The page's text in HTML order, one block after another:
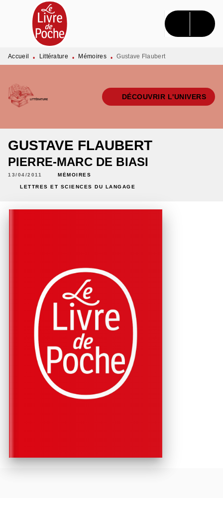
MENU RECHERCHE CONTENU
PIED DE PAGE
Accueil • Littérature • Mémoires • Gustave Flaubert
DÉCOUVRIR L'UNIVERS
GUSTAVE FLAUBERT
PIERRE-MARC DE BIASI
13/04/2011 MÉMOIRES
LETTRES ET SCIENCES DU LANGAGE